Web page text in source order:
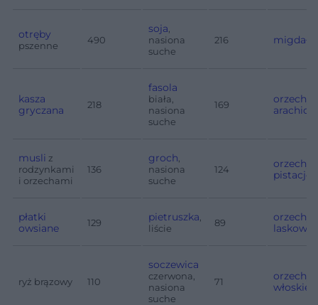
otręby
pszenne 490
soja
nasiona
suche
216 migdały
kasza
gryczana
218
fasola
biała,
nasiona
suche
169
orzechy
musli z
rodzynkami
i orzechami
136
groch
nasiona
suche
124
orzechy
płatki
owsiane
129 pietruszka
liście
89
orzechy
laskowe
ryż brązowy 110
soczewica
czerwona,
nasiona
suche
71
orzechy
włoskie